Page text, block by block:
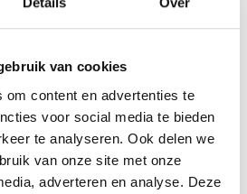
van cookies
om content en advertenties te
voor social media te bieden
te analyseren. Ook delen we
van onze site met onze
adverteren en analyse. Deze
missen?
voor onze nieuwsbrief.